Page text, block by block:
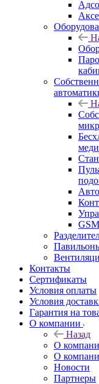
меди
Контакты
Сертификаты
Условия оплаты
Условия
Гарантия на
О компании
Назад
О
О
Новости
Партнеры